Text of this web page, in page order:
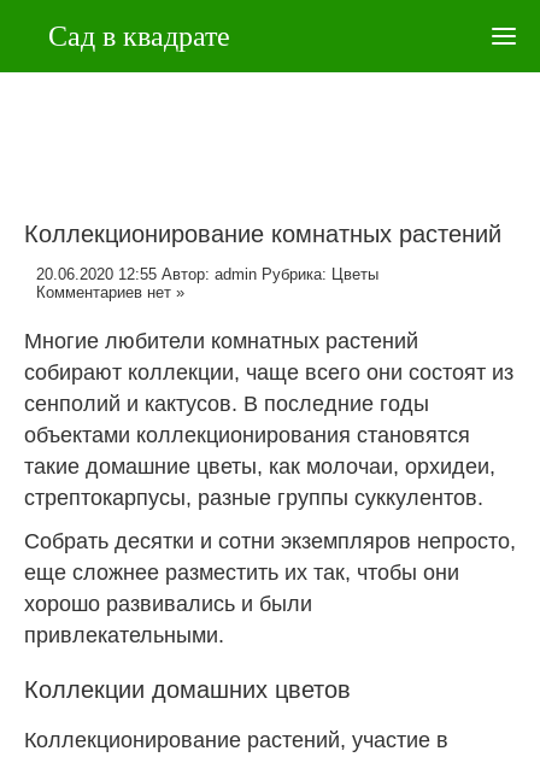
Коллекционирование комнатных растений
20.06.2020 12:55 Автор: admin Рубрика:
Цветы
Комментариев нет »
Многие любители комнатных растений
собирают коллекции, чаще всего они состоят из
сенполий и кактусов. В последние годы
объектами коллекционирования становятся
такие домашние цветы, как молочаи, орхидеи,
стрептокарпусы, разные группы суккулентов.
Собрать десятки и сотни экземпляров непросто,
еще сложнее разместить их так, чтобы они
хорошо развивались и были
привлекательными.
Коллекции домашних цветов
Коллекционирование растений, участие в
Сад в квадрате